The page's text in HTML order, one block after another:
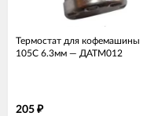
Термостат для кофемашины
105C 6.3мм — ДАТМ012
205 ₽